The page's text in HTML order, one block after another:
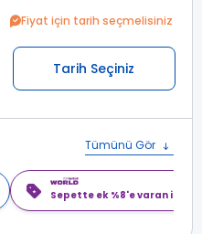
Fiyat için tarih seçmelisiniz
Tarih Seçiniz
Tümünü Gör
Sepette ek %8'e varan